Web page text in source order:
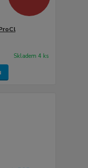
Skladem 4 ks